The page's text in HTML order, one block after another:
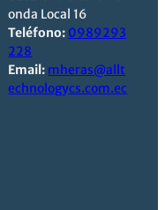
onda Local 16
Teléfono: 0989293
228
Email: mheras@allt
echnologycs.com.ec